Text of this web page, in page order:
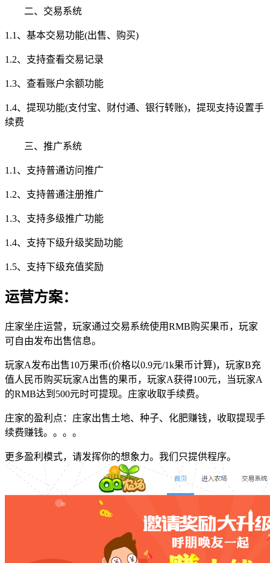
二、交易系统
1.1、基本交易功能(出售、购买)
1.2、支持查看交易记录
1.3、查看账户余额功能
1.4、提现功能(支付宝、财付通、银行转账)，提现支持设置手
续费
三、推广系统
1.1、支持普通访问推广
1.2、支持普通注册推广
1.3、支持多级推广功能
1.4、支持下级升级奖励功能
1.5、支持下级充值奖励
运营方案：
庄家坐庄运营，玩家通过交易系统使用RMB购买果币，玩家
可自由发布出售信息。
玩家A发布出售10万果币(价格以0.9元/1k果币计算)，玩家B充
值人民币购买玩家A出售的果币，玩家A获得100元，当玩家A
的RMB达到500元时可提现。庄家收取手续费。
庄家的盈利点：庄家出售土地、种子、化肥赚钱，收取提现手
续费赚钱。。。。
更多盈利模式，请发挥你的想象力。我们只提供程序。